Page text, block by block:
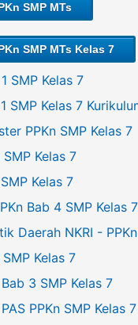
SMP MTs
SMP MTs Kelas 7
SMP Kelas 7
SMP Kelas 7
PPKn SMP Kelas 7
SMP Kelas 7
Kelas 7
Bab 4 SMP Kelas 7
Daerah NKRI -
SMP Kelas 7
3 SMP Kelas 7
PPKn SMP Kelas 7